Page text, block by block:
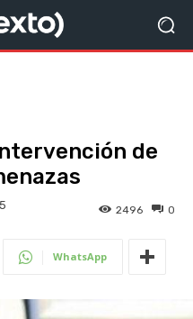
de
0
2496
WhatsApp